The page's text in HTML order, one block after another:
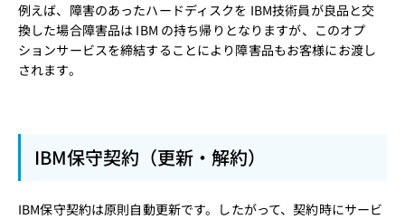
例えば、障害のあったハードディスクを IBM技術員が良品と交
換した場合障害品は IBM の持ち帰りとなりますが、このオプ
ションサービスを締結することにより障害品もお客様にお渡し
されます。
IBM保守契約（更新・解約）
IBM保守契約は原則自動更新です。したがって、契約時にサービ